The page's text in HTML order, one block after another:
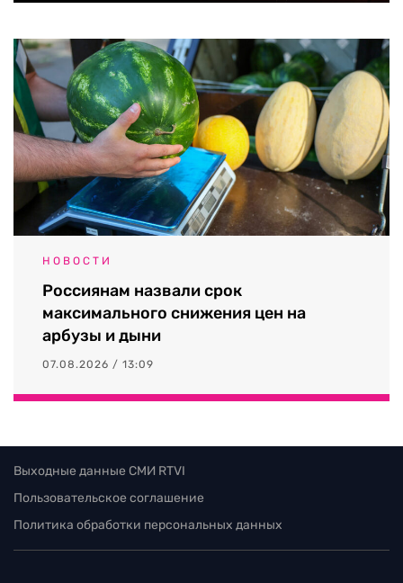
НОВОСТИ
Россиянам назвали срок
максимального снижения цен на
арбузы и дыни
07.08.2026 / 13:09
Выходные данные СМИ RTVI
Пользовательское соглашение
Политика обработки персональных данных